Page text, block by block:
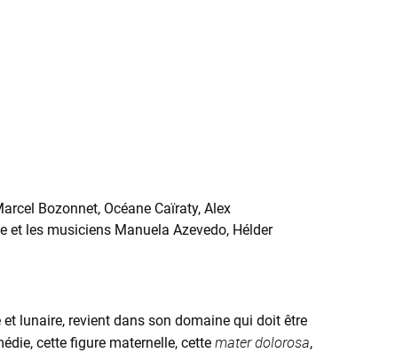
Bozonnet, Océane Caïraty, Alex
et les musiciens Manuela Azevedo, Hélder
lunaire, revient dans son domaine qui doit être
cette figure maternelle, cette mater dolorosa,